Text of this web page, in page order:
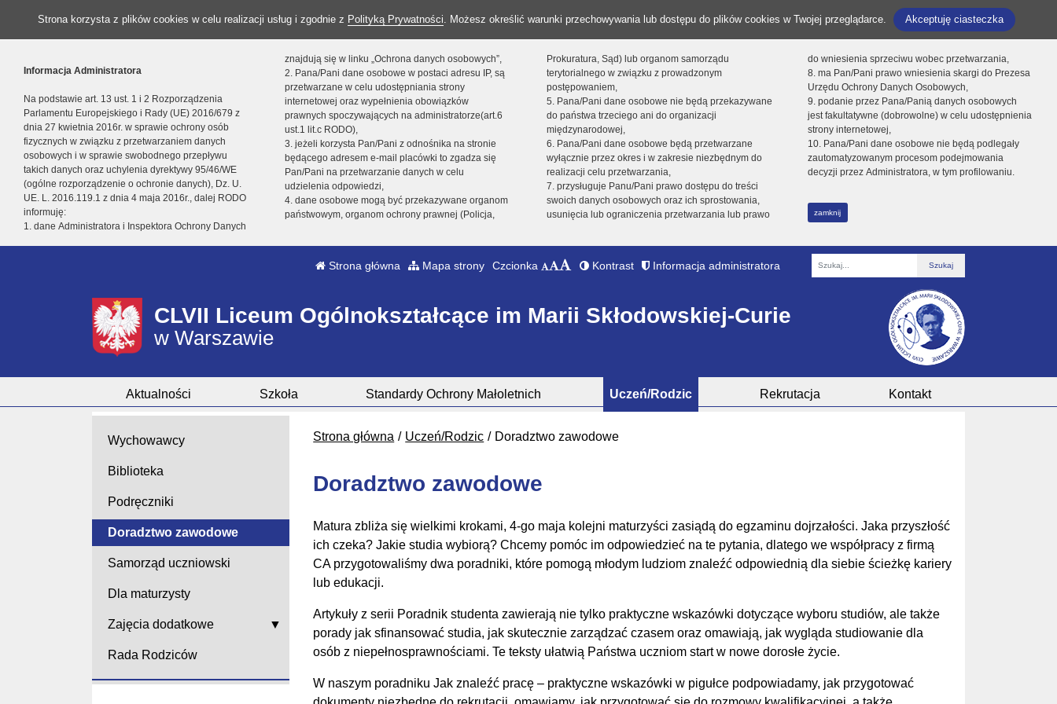
Strona korzysta z plików cookies w celu realizacji usług i zgodnie z Polityką Prywatności. Możesz określić warunki przechowywania lub dostępu do plików cookies w Twojej przeglądarce. Akceptuję ciasteczka
Informacja Administratora
Na podstawie art. 13 ust. 1 i 2 Rozporządzenia
Parlamentu Europejskiego i Rady (UE) 2016/679 z
dnia 27 kwietnia 2016r. w sprawie ochrony osób
fizycznych w związku z przetwarzaniem danych
osobowych i w sprawie swobodnego przepływu
takich danych oraz uchylenia dyrektywy 95/46/WE
(ogólne rozporządzenie o ochronie danych), Dz. U.
UE. L. 2016.119.1 z dnia 4 maja 2016r., dalej RODO
informuję:
1. dane Administratora i Inspektora Ochrony Danych
znajdują się w linku „Ochrona danych osobowych”,
2. Pana/Pani dane osobowe w postaci adresu IP, są
przetwarzane w celu udostępniania strony
internetowej oraz wypełnienia obowiązków
prawnych spoczywających na administratorze(art.6
ust.1 lit.c RODO),
3. jeżeli korzysta Pan/Pani z odnośnika na stronie
będącego adresem e-mail placówki to zgadza się
Pan/Pani na przetwarzanie danych w celu
udzielenia odpowiedzi,
4. dane osobowe mogą być przekazywane organom
państwowym, organom ochrony prawnej (Policja,
Prokuratura, Sąd) lub organom samorządu
terytorialnego w związku z prowadzonym
postępowaniem,
5. Pana/Pani dane osobowe nie będą przekazywane
do państwa trzeciego ani do organizacji
międzynarodowej,
6. Pana/Pani dane osobowe będą przetwarzane
wyłącznie przez okres i w zakresie niezbędnym do
realizacji celu przetwarzania,
7. przysługuje Panu/Pani prawo dostępu do treści
swoich danych osobowych oraz ich sprostowania,
usunięcia lub ograniczenia przetwarzania lub prawo
do wniesienia sprzeciwu wobec przetwarzania,
8. ma Pan/Pani prawo wniesienia skargi do Prezesa
Urzędu Ochrony Danych Osobowych,
9. podanie przez Pana/Panią danych osobowych
jest fakultatywne (dobrowolne) w celu udostępnienia
strony internetowej,
10. Pana/Pani dane osobowe nie będą podlegały
zautomatyzowanym procesom podejmowania
decyzji przez Administratora, w tym profilowaniu.
zamknij
Strona główna Mapa strony Czcionka Kontrast Informacja administratora
Fraza
CLVII Liceum Ogólnokształcące im Marii Skłodowskiej-Curie
w Warszawie
Aktualności Szkoła Standardy Ochrony Małoletnich Uczeń/Rodzic Rekrutacja Kontakt
Strona główna Uczeń/Rodzic Doradztwo zawodowe
Doradztwo zawodowe
Matura zbliża się wielkimi krokami, 4-go maja kolejni maturzyści zasiądą do egzaminu dojrzałości. Jaka przyszłość
ich czeka? Jakie studia wybiorą? Chcemy pomóc im odpowiedzieć na te pytania, dlatego we współpracy z firmą
CA przygotowaliśmy dwa poradniki, które pomogą młodym ludziom znaleźć odpowiednią dla siebie ścieżkę kariery
lub edukacji.
Artykuły z serii Poradnik studenta zawierają nie tylko praktyczne wskazówki dotyczące wyboru studiów, ale także
porady jak sfinansować studia, jak skutecznie zarządzać czasem oraz omawiają, jak wygląda studiowanie dla
osób z niepełnosprawnościami. Te teksty ułatwią Państwa uczniom start w nowe dorosłe życie.
W naszym poradniku Jak znaleźć pracę – praktyczne wskazówki w pigułce podpowiadamy, jak przygotować
Wychowawcy
Biblioteka
Podręczniki
Doradztwo zawodowe
Samorząd uczniowski
Dla maturzysty
Zajęcia dodatkowe
Rada Rodziców